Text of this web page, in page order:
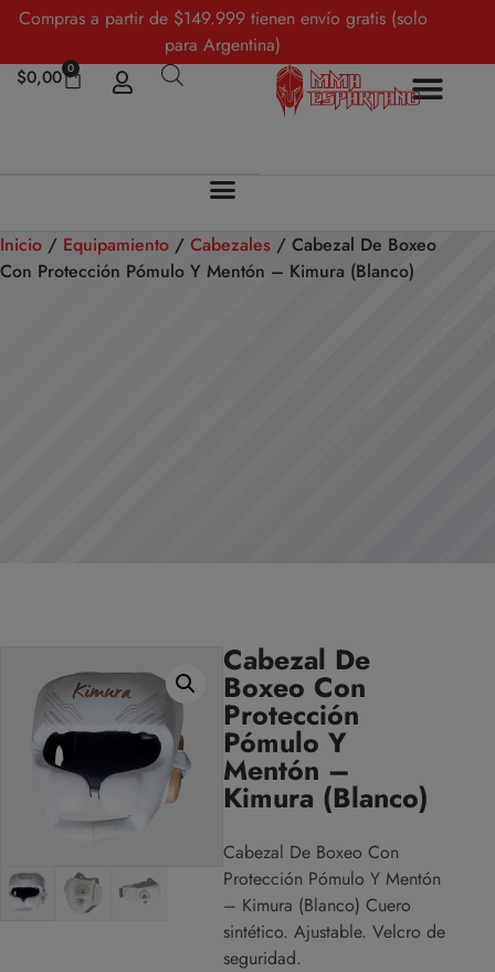
Compras a partir de $149.999 tienen envío gratis (solo
para Argentina)
$0,00 0
Inicio / Equipamiento / Cabezales / Cabezal De Boxeo
Con Protección Pómulo Y Mentón – Kimura (Blanco)
Cabezal De
Boxeo Con
Protección
Pómulo Y
Mentón –
Kimura (Blanco)
Cabezal De Boxeo Con
Protección Pómulo Y Mentón
– Kimura (Blanco) Cuero
sintético. Ajustable. Velcro de
seguridad.